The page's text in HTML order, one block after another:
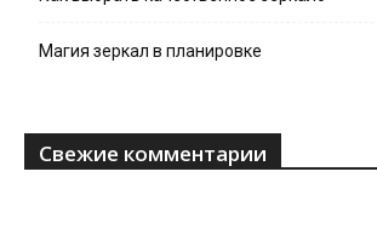
Магия зеркал в планировке
Свежие комментарии